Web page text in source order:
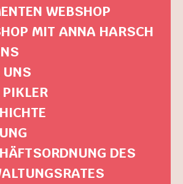
WEBSHOP
MIT ANNA HARSCH
UNS
DES